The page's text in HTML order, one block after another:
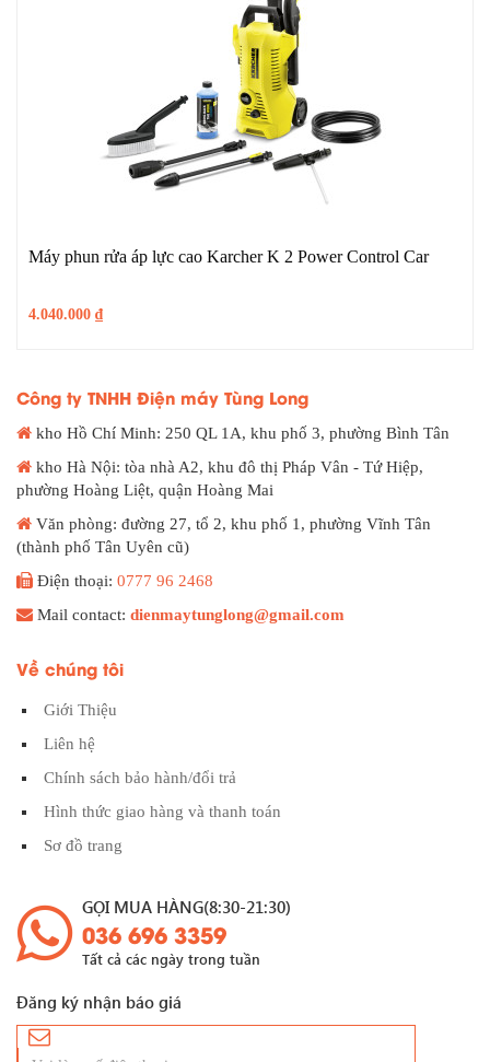
Máy phun rửa áp lực cao Karcher K 2 Power Control Car
4.040.000 ₫
Công ty TNHH Điện máy Tùng Long
kho Hồ Chí Minh: 250 QL 1A, khu phố 3, phường Bình Tân
kho Hà Nội: tòa nhà A2, khu đô thị Pháp Vân - Tứ Hiệp,
phường Hoàng Liệt, quận Hoàng Mai
Văn phòng: đường 27, tổ 2, khu phố 1, phường Vĩnh Tân
(thành phố Tân Uyên cũ)
Điện thoại: 0777 96 2468
Mail contact: dienmaytunglong@gmail.com
Về chúng tôi
Giới Thiệu
Liên hệ
Chính sách bảo hành/đổi trả
Hình thức giao hàng và thanh toán
Sơ đồ trang
GỌI MUA HÀNG(8:30-21:30)
036 696 3359
Tất cả các ngày trong tuần
Đăng ký nhận báo giá